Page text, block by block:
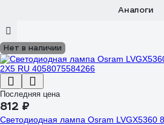
Аналоги
Нет в наличии
Последняя цена
812 ₽
Светодиодная лампа Osram LVGX5360